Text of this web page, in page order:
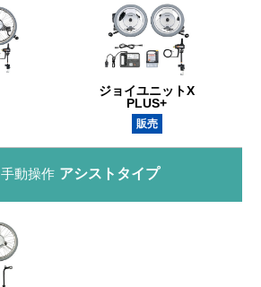
ジョイユニットX
PLUS+
販売
手動操作 アシストタイプ